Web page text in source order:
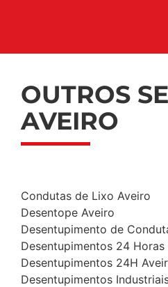
OUTROS
AVEIRO
Condutas de Lixo Aveiro
Desentope Aveiro
Desentupimento de
Desentupimentos 24 Horas
Desentupimentos 24H
Desentupimentos